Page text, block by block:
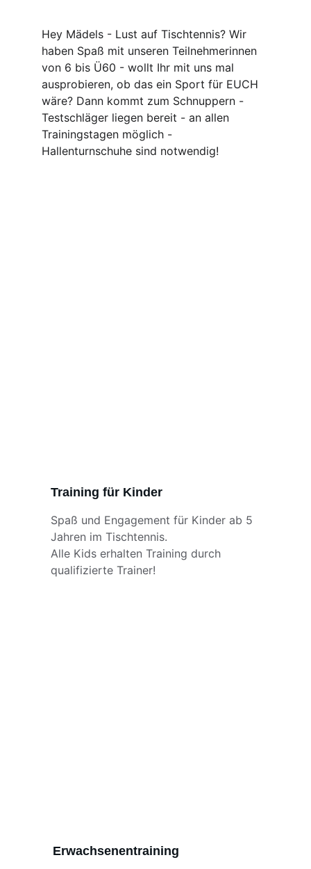
Hey Mädels - Lust auf Tischtennis? Wir
haben Spaß mit unseren Teilnehmerinnen
von 6 bis Ü60 - wollt Ihr mit uns mal
ausprobieren, ob das ein Sport für EUCH
wäre? Dann kommt zum Schnuppern -
Testschläger liegen bereit - an allen
Trainingstagen möglich -
Hallenturnschuhe sind notwendig!
Training für Kinder
Spaß und Engagement für Kinder ab 5
Jahren im Tischtennis.
Alle Kids erhalten Training durch
qualifizierte Trainer!
Erwachsenentraining